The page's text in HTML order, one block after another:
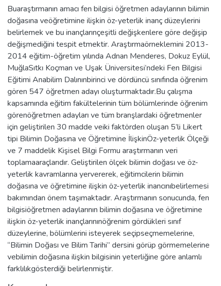
Buaraştırmanın amacı fen bilgisi öğretmen adaylarının bilimin
doğasına veöğretimine ilişkin öz-yeterlik inanç düzeylerini
belirlemek ve bu inançlarınçeşitli değişkenlere göre değişip
değişmediğini tespit etmektir. Araştırmaörneklemini 2013-
2014 eğitim-öğretim yılında Adnan Menderes, Dokuz Eylül,
MuğlaSıtkı Koçman ve Uşak Üniversitesi’ndeki Fen Bilgisi
Eğitimi Anabilim Dalınınbirinci ve dördüncü sınıfında öğrenim
gören 547 öğretmen adayı oluşturmaktadır.Bu çalışma
kapsamında eğitim fakültelerinin tüm bölümlerinde öğrenim
görenöğretmen adayları ve tüm branşlardaki öğretmenler
için geliştirilen 30 madde veiki faktörden oluşan 5’li Likert
tipi Bilimin Doğasına ve Öğretimine İlişkinÖz-yeterlik Ölçeği
ve 7 maddelik Kişisel Bilgi Formu araştırmanın veri
toplamaaraçlarıdır. Geliştirilen ölçek bilimin doğası ve öz-
yeterlik kavramlarına yervererek, eğitimcilerin bilimin
doğasına ve öğretimine ilişkin öz-yeterlik inancınıbelirlemesi
bakımından önem taşımaktadır. Araştırmanın sonucunda, fen
bilgisiöğretmen adaylarının bilimin doğasına ve öğretimine
ilişkin öz-yeterlik inançlarınınöğrenim gördükleri sınıf
düzeylerine, bölümlerini isteyerek seçipseçmemelerine,
“Bilimin Doğası ve Bilim Tarihi” dersini görüp görmemelerine
vebilimin doğasına ilişkin bilgisinin yeterliğine göre anlamlı
farklılıkgösterdiği belirlenmiştir.